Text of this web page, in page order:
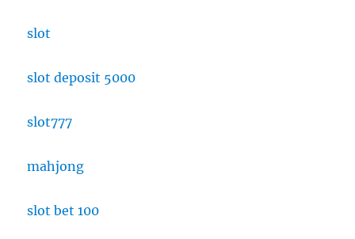
slot
slot deposit 5000
slot777
mahjong
slot bet 100